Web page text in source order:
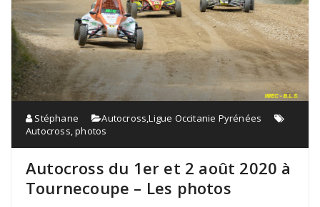
Stéphane Autocross,Ligue Occitanie Pyrénées
Autocross,photos
Autocross du 1er et 2 août 2020 à
Tournecoupe – Les photos